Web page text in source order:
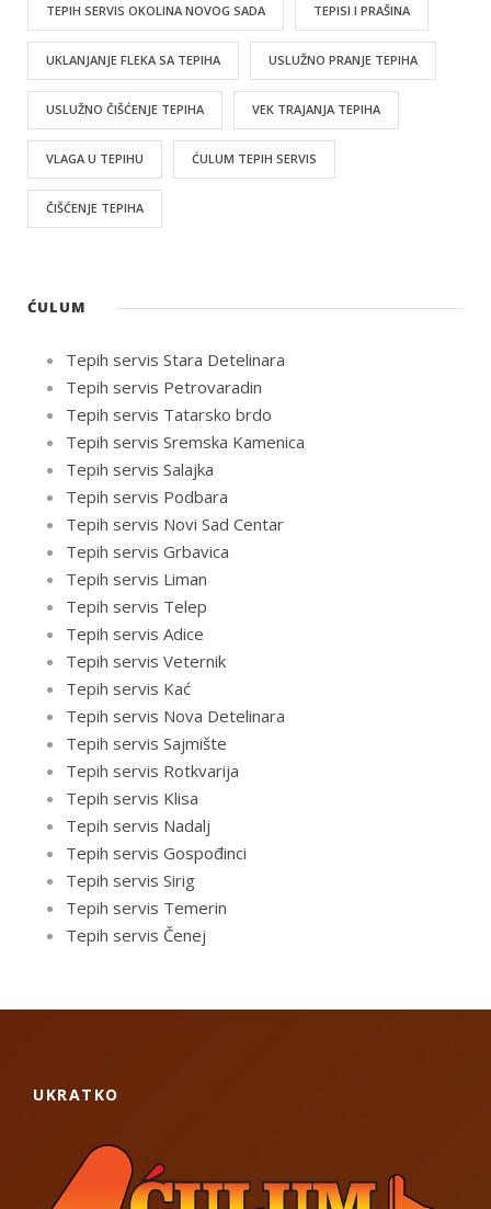
TEPIH SERVIS OKOLINA NOVOG SADA TEPISI I PRAŠINA
UKLANJANJE FLEKA SA TEPIHA USLUŽNO PRANJE TEPIHA
USLUŽNO ČIŠĆENJE TEPIHA VEK TRAJANJA TEPIHA
VLAGA U TEPIHU ĆULUM TEPIH SERVIS
ČIŠĆENJE TEPIHA
ĆULUM
Tepih servis Stara Detelinara
Tepih servis Petrovaradin
Tepih servis Tatarsko brdo
Tepih servis Sremska Kamenica
Tepih servis Salajka
Tepih servis Podbara
Tepih servis Novi Sad Centar
Tepih servis Grbavica
Tepih servis Liman
Tepih servis Telep
Tepih servis Adice
Tepih servis Veternik
Tepih servis Kać
Tepih servis Nova Detelinara
Tepih servis Sajmište
Tepih servis Rotkvarija
Tepih servis Klisa
Tepih servis Nadalj
Tepih servis Gospođinci
Tepih servis Sirig
Tepih servis Temerin
Tepih servis Čenej
UKRATKO